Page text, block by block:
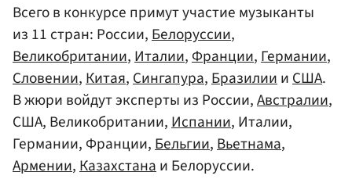
Всего в конкурсе примут участие музыканты
из 11 стран: России, Белоруссии,
Великобритании, Италии, Франции, Германии,
Словении, Китая, Сингапура, Бразилии и США.
В жюри войдут эксперты из России,Австралии,
США, Великобритании, Испании, Италии,
Германии, Франции, Бельгии, Вьетнама,
Армении, Казахстана и Белоруссии.